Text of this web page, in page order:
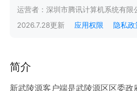
运营者： 深圳市腾讯计算机系统有限
2026.7.28更新 应用权限 隐私政
简介
新武陵源客户端是武陵源区区委政